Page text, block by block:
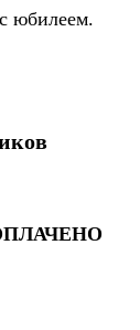
юбилеем.